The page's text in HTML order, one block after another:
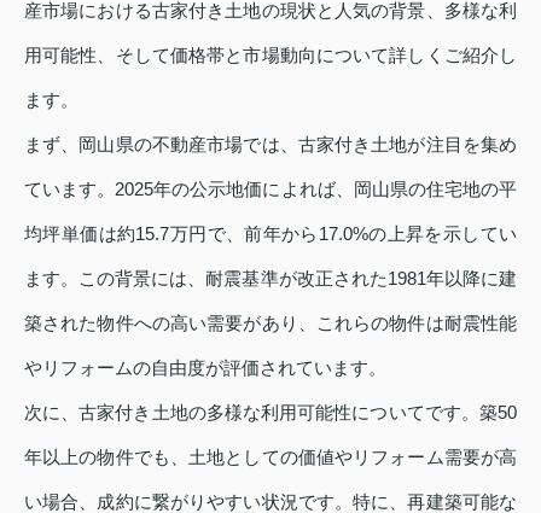
産市場における古家付き土地の現状と人気の背景、多様な利
用可能性、そして価格帯と市場動向について詳しくご紹介し
ます。
まず、岡山県の不動産市場では、古家付き土地が注目を集め
ています。2025年の公示地価によれば、岡山県の住宅地の平
均坪単価は約15.7万円で、前年から17.0%の上昇を示してい
ます。この背景には、耐震基準が改正された1981年以降に建
築された物件への高い需要があり、これらの物件は耐震性能
やリフォームの自由度が評価されています。
次に、古家付き土地の多様な利用可能性についてです。築50
年以上の物件でも、土地としての価値やリフォーム需要が高
い場合、成約に繋がりやすい状況です。特に、再建築可能な